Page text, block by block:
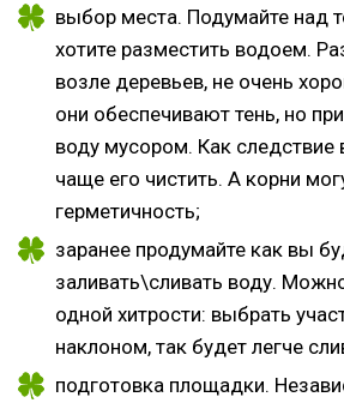
выбор места. Подумайте над
хотите разместить водоем.
возле деревьев, не очень
они обеспечивают тень, но
воду мусором. Как следствие
чаще его чистить. А корни
герметичность;
заранее продумайте как вы
заливать\сливать воду.
одной хитрости: выбрать
наклоном, так будет легче
подготовка площадки.